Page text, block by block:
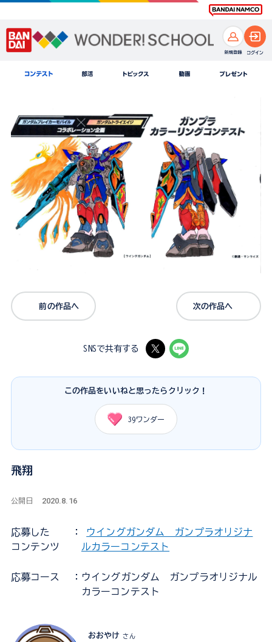
前の作品へ 次の作品へ
SNSで共有する
この作品をいいねと思ったらクリック！
39ワンダー
飛翔
公開日 2020.8.16
応募した
コンテンツ
：
ウイングガンダム ガンプラオリジナ
ルカラーコンテスト
応募コース
：ウイングガンダム ガンプラオリジナル
カラーコンテスト
おおやけ さん